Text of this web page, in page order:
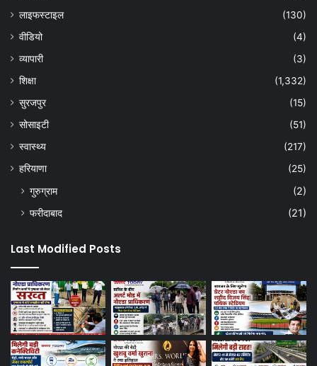
लाइफस्टाइल
(130)
वीडियो
(4)
व्यापारी
(3)
शिक्षा
(1,332)
सुरजपुर
(15)
सोसाइटी
(51)
स्वास्थ्य
(217)
हरियाणा
(25)
गुरुग्राम
(2)
फरीदाबाद
(21)
Last Modified Posts